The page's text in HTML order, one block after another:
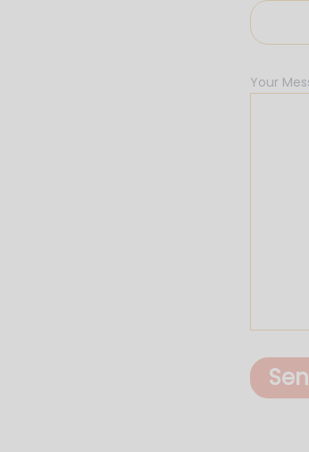
Your